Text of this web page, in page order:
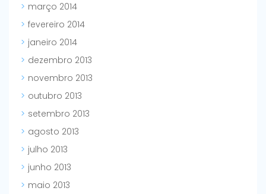
março 2014
fevereiro 2014
janeiro 2014
dezembro 2013
novembro 2013
outubro 2013
setembro 2013
agosto 2013
julho 2013
junho 2013
maio 2013